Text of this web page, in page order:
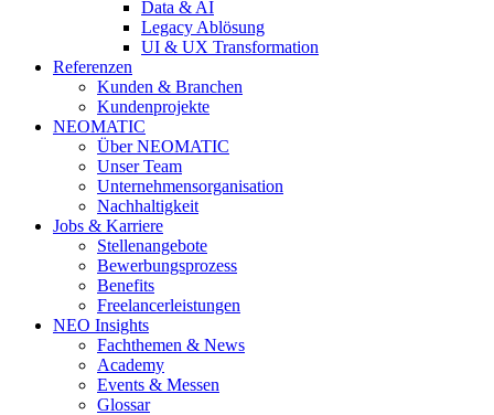
Data & AI
Legacy Ablösung
UI & UX Transformation
Referenzen
Kunden & Branchen
Kundenprojekte
NEOMATIC
Über NEOMATIC
Unser Team
Unternehmensorganisation
Nachhaltigkeit
Jobs & Karriere
Stellenangebote
Bewerbungsprozess
Benefits
Freelancerleistungen
NEO Insights
Fachthemen & News
Academy
Events & Messen
Glossar